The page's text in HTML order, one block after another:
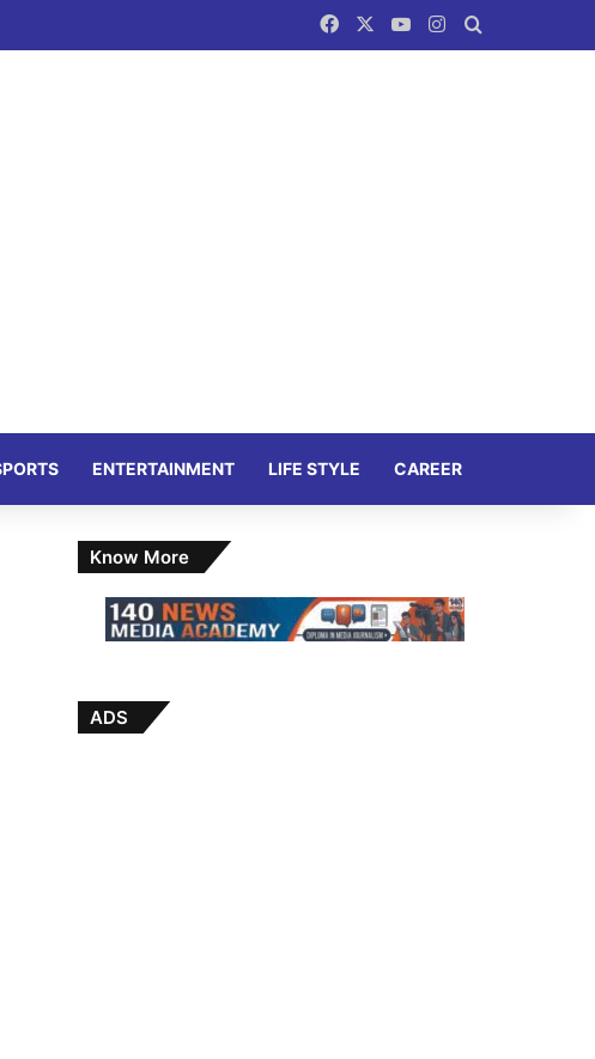
FacebookYouTubeInstagram
ENTERTAINMENT LIFE STYLE CAREER
Know More
ADS